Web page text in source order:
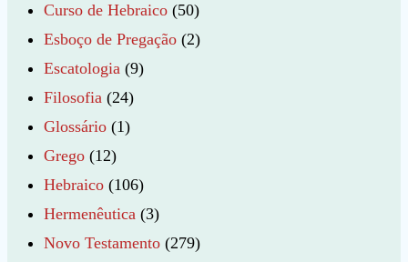
Curso de Hebraico (50)
Esboço de Pregação (2)
Escatologia (9)
Filosofia (24)
Glossário (1)
Grego (12)
Hebraico (106)
Hermenêutica (3)
Novo Testamento (279)